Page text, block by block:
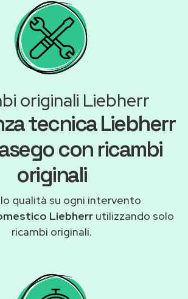
originali Liebherr
tecnica Liebherr
con ricambi
originali
qualità su ogni intervento
Liebherrutilizzando solo
ricambi originali.